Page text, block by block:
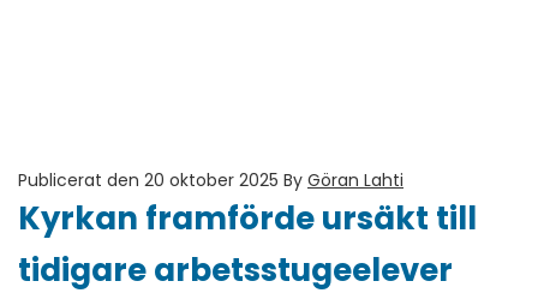
Publicerat den 20 oktober 2025 By Göran Lahti
Kyrkan framförde ursäkt till
tidigare arbetsstugeelever